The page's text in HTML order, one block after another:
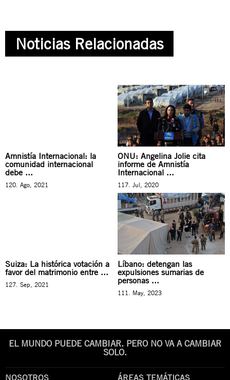
Noticias Relacionadas
Amnistía Internacional: la
comunidad internacional
debe ...
120. Ago, 2021
ONU: Angelina Jolie cita
informe de Amnistía
Internacional ...
117. Jul, 2020
Suiza: La histórica votación a
favor del matrimonio entre ...
127. Sep, 2021
Líbano: detengan las
expulsiones sumarias de
personas ...
111. May, 2023
EL MUNDO PUEDE CAMBIAR. PERO NO VA A CAMBIAR
SOLO.
NOSOTROS ÁREAS TEMÁTICAS